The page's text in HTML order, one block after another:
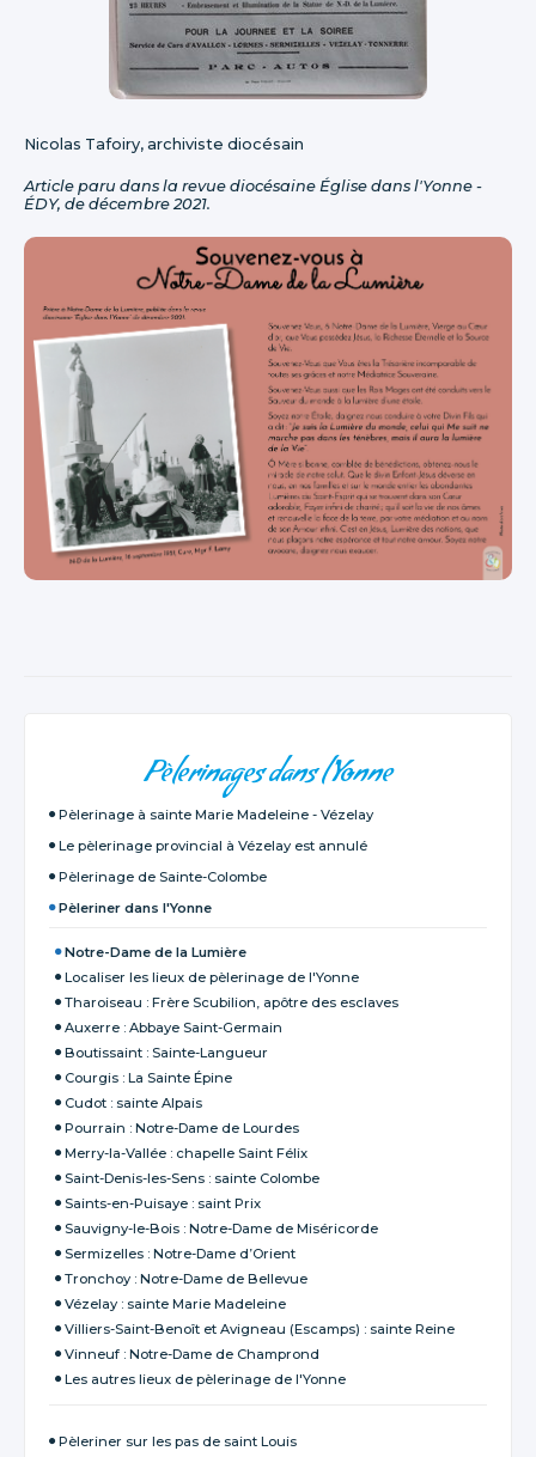
Nicolas Tafoiry, archiviste diocésain
Article paru dans la revue diocésaine Église dans l'Yonne -
ÉDY, de décembre 2021.
Pèlerinages dans l'Yonne
Pèlerinage à sainte Marie Madeleine - Vézelay
Le pèlerinage provincial à Vézelay est annulé
Pèlerinage de Sainte-Colombe
Pèleriner dans l'Yonne
Notre-Dame de la Lumière
Localiser les lieux de pèlerinage de l'Yonne
Tharoiseau : Frère Scubilion, apôtre des esclaves
Auxerre : Abbaye Saint-Germain
Boutissaint : Sainte-Langueur
Courgis : La Sainte Épine
Cudot : sainte Alpais
Pourrain : Notre-Dame de Lourdes
Merry-la-Vallée : chapelle Saint Félix
Saint-Denis-les-Sens : sainte Colombe
Saints-en-Puisaye : saint Prix
Sauvigny-le-Bois : Notre-Dame de Miséricorde
Sermizelles : Notre-Dame d’Orient
Tronchoy : Notre-Dame de Bellevue
Vézelay : sainte Marie Madeleine
Villiers-Saint-Benoît et Avigneau (Escamps) : sainte Reine
Vinneuf : Notre-Dame de Champrond
Les autres lieux de pèlerinage de l'Yonne
Pèleriner sur les pas de saint Louis